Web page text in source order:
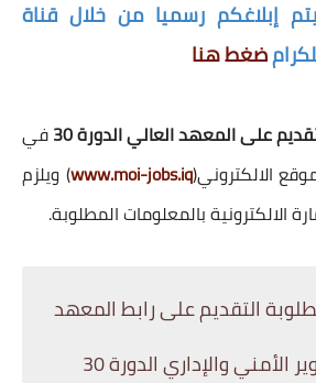
سوف يتم إبلاغكم رسميا من خلال قناة
ضغط هنا
على المعهد العالي الدورة 30
في
الالكتروني(www.moi-jobs.iq) ويلزم
الالكترونية بالمعلومات المطلوبة.
التقديم على رابط المعهد
الأمني والإداري الدورة 30